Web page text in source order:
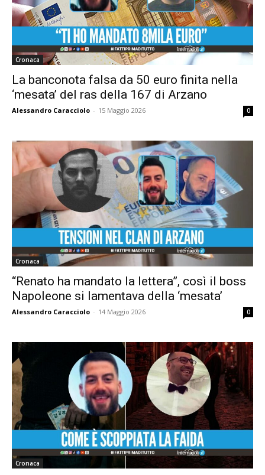
Cronaca
La banconota falsa da 50 euro finita nella
‘mesata’ del ras della 167 di Arzano
Alessandro Caracciolo - 15 Maggio 2026 0
Cronaca
“Renato ha mandato la lettera”, così il boss
Napoleone si lamentava della ‘mesata’
Alessandro Caracciolo - 14 Maggio 2026 0
Cronaca